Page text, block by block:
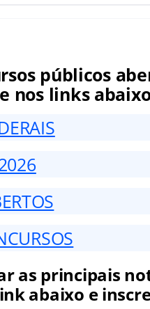
públicos
nos links
as principais
abaixo e